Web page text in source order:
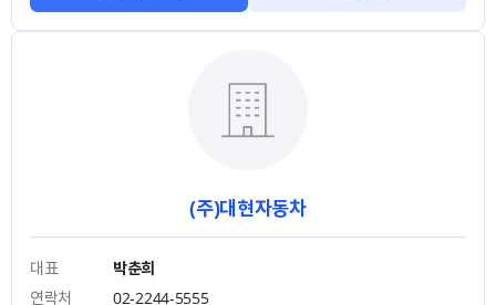
(주)대현자동차
대표
박춘희
연락처
02-2244-5555